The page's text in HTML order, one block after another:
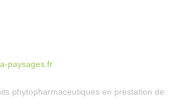
paysages.fr
phytopharmaceutiques en prestation de